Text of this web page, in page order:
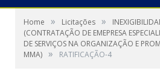
Home » Licitações »
(CONTRATAÇÃO DE EMEPRESA
DE SERVIÇOS NA ORGANIZAÇÃO E
MMA) » RATIFICAÇÃO-4